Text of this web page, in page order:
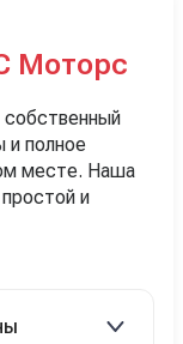
дела!
Моторс
и полное
месте. Наша
и